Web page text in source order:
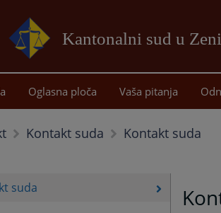
Kantonalni sud u
Oglasna ploča Vaša pitanja
Kontakt suda Kontakt suda
suda